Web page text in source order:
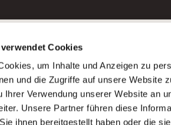
Cookies
um Inhalte und Anzeigen zu
und die Zugriffe auf unsere Website
Ihrer Verwendung unserer Website an
Unsere Partner führen diese
ihnen bereitgestellt haben oder die
Bewerbungstipps
Bewerbung als Altenpfleger*in
Bewerbung als Krankenpfleger*in
Bewerbung als Altenpflegehelfer*in
Bewerbung als Erzieher*in